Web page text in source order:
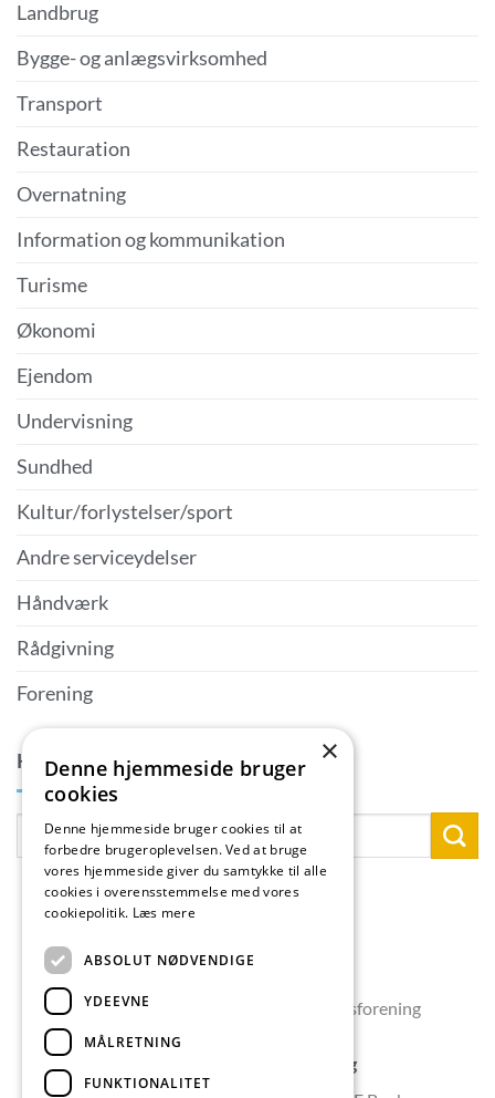
Landbrug
Bygge- og anlægsvirksomhed
Transport
Restauration
Overnatning
Information og kommunikation
Turisme
Økonomi
Ejendom
Undervisning
Sundhed
Kultur/forlystelser/sport
Andre serviceydelser
Håndværk
Rådgivning
Forening
KONTAKTPERSON
Copyright 2026 © Skælskør Erhvervsforening
Skælskør Erhvervsforening
×
Denne hjemmeside bruger
cookies
Denne hjemmeside bruger cookies til at
forbedre brugeroplevelsen. Ved at bruge
vores hjemmeside giver du samtykke til alle
cookies i overensstemmelse med vores
cookiepolitik. Læs mere
ABSOLUT NØDVENDIGE
YDEEVNE
MÅLRETNING
FUNKTIONALITET